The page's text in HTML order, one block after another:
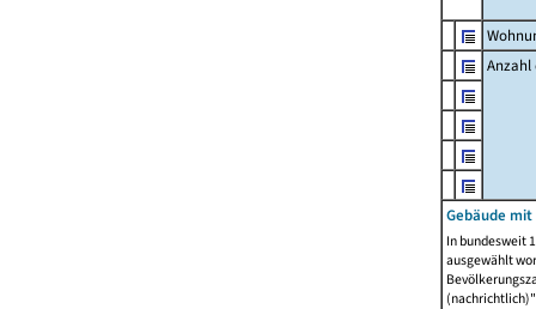
Anzahl
Gebäude
In bundesweit
ausgewählt